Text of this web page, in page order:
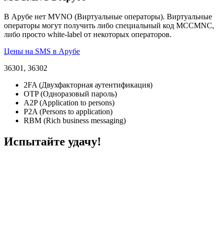
В Арубе нет MVNO (Виртуальные операторы). Виртуальные
операторы могут получить либо специальный код MCCMNC,
либо просто white-label от некоторых операторов.
Цены на SMS в Арубе
36301, 36302
2FA (Двухфакторная аутентификация)
OTP (Одноразовый пароль)
A2P (Application to persons)
P2A (Persons to application)
RBM (Rich business messaging)
Испытайте удачу!